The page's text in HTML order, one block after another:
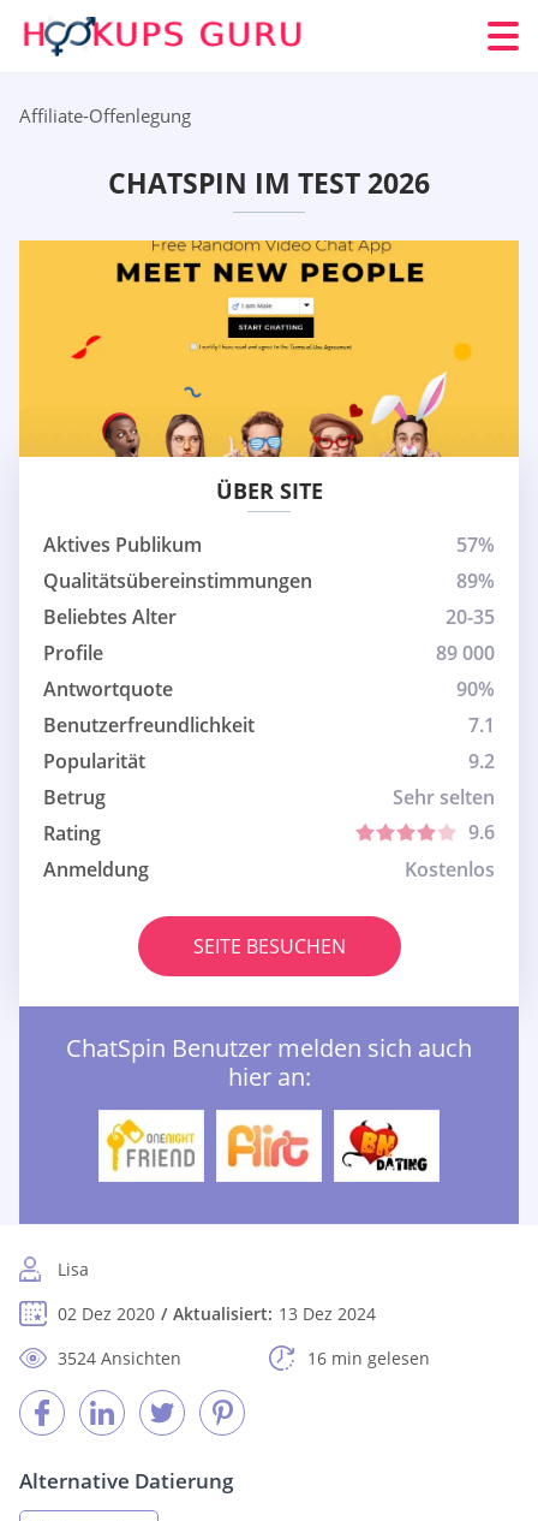
Affiliate-Offenlegung
CHATSPIN IM TEST 2026
ÜBER SITE
Aktives Publikum
57%
Qualitätsübereinstimmungen
89%
Beliebtes Alter
20-35
Profile
89 000
Antwortquote
90%
Benutzerfreundlichkeit
7.1
Popularität
9.2
Betrug
Sehr selten
Rating
9.6
Anmeldung
Kostenlos
SEITE BESUCHEN
ChatSpin Benutzer melden sich auch
hier an:
Lisa
02 Dez 2020
Aktualisiert: 13 Dez 2024
3524 Ansichten
16 min gelesen
Alternative Datierung